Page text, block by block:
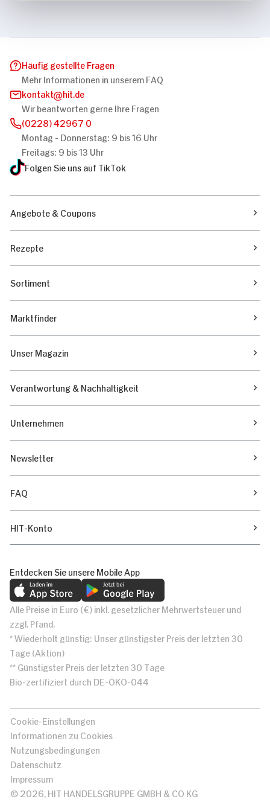
Häufig gestellte Fragen
Mehr Informationen in unserem FAQ
kontakt
hit.de
Wir beantworten gerne Ihre Fragen
(0228) 42967 0
Montag - Donnerstag: 9 bis 16 Uhr
Freitags: 9 bis 13 Uhr
Folgen Sie uns auf TikTok
Angebote & Coupons
Rezepte
Sortiment
Marktfinder
Unser Magazin
Verantwortung & Nachhaltigkeit
Unternehmen
Newsletter
FAQ
HIT-Konto
Entdecken Sie unsere Mobile App
Alle Preise in Euro (€) inkl. gesetzlicher Mehrwertsteuer und
zzgl. Pfand.
* Wiederholt günstig: Unser günstigster Preis der letzten 30
Tage (Aktion)
** Günstigster Preis der letzten 30 Tage
Bio-zertifiziert durch DE-ÖKO-044
Cookie-Einstellungen
Informationen zu Cookies
Nutzungsbedingungen
Datenschutz
Impressum
© 2026, HIT HANDELSGRUPPE GMBH & CO KG